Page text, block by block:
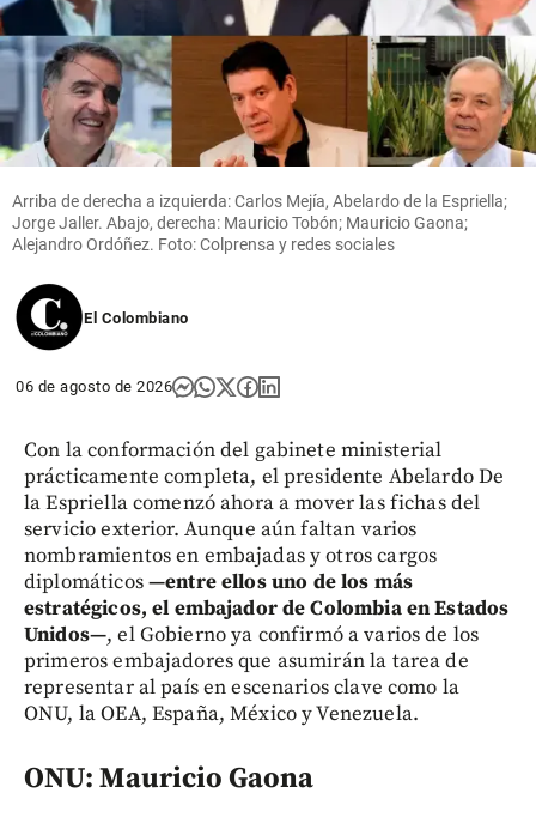
Arriba de derecha a izquierda: Carlos Mejía, Abelardo de la Espriella;
Jorge Jaller. Abajo, derecha: Mauricio Tobón; Mauricio Gaona;
Alejandro Ordóñez. Foto: Colprensa y redes sociales
El Colombiano
06 de agosto de 2026
Con la conformación del gabinete ministerial
prácticamente completa, el presidente Abelardo De
la Espriella comenzó ahora a mover las fichas del
servicio exterior. Aunque aún faltan varios
nombramientos en embajadas y otros cargos
diplomáticos—entre ellos uno de los más
estratégicos, el embajador de Colombia en Estados
Unidos—, el Gobierno ya confirmó a varios de los
primeros embajadores que asumirán la tarea de
representar al país en escenarios clave como la
ONU, la OEA, España, México y Venezuela.
ONU: Mauricio Gaona